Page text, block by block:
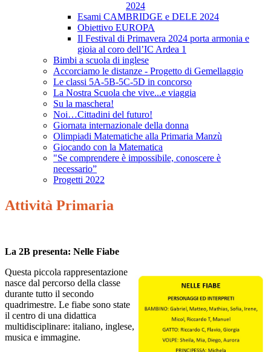
2024
Esami CAMBRIDGE e DELE 2024
Obiettivo EUROPA
Il Festival di Primavera 2024 porta armonia e
gioia al coro dell’IC Ardea 1
Bimbi a scuola di inglese
Accorciamo le distanze - Progetto di Gemellaggio
Le classi 5A-5B-5C-5D in concorso
La Nostra Scuola che vive...e viaggia
Su la maschera!
Noi…Cittadini del futuro!
Giornata internazionale della donna
Olimpiadi Matematiche alla Primaria Manzù
Giocando con la Matematica
"Se comprendere è impossibile, conoscere è
necessario”
Progetti 2022
Attività Primaria
La 2B presenta: Nelle Fiabe
Questa piccola rappresentazione
nasce dal percorso della classe
durante tutto il secondo
quadrimestre. Le fiabe sono state
il centro di una didattica
multidisciplinare: italiano, inglese,
musica e immagine.